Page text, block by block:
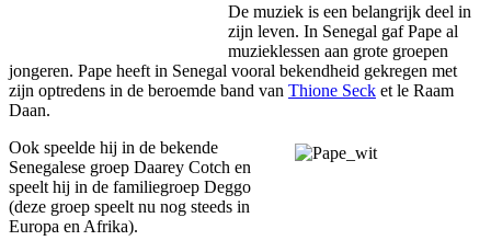
De muziek is een belangrijk deel in
zijn leven. In Senegal gaf Pape al
muzieklessen aan grote groepen
jongeren. Pape heeft in Senegal vooral bekendheid gekregen met
zijn optredens in de beroemde band van Thione Seck et le Raam
Daan.
Ook speelde hij in de bekende
Senegalese groep Daarey Cotch en
speelt hij in de familiegroep Deggo
(deze groep speelt nu nog steeds in
Europa en Afrika).